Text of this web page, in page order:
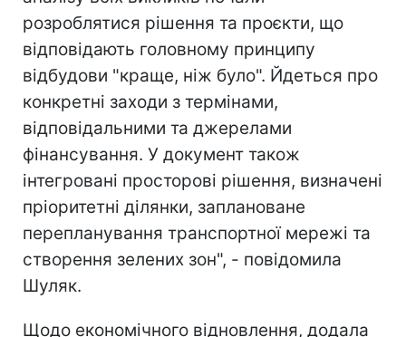
розроблятися рішення та проєкти, що
відповідають головному принципу
відбудови "краще, ніж було". Йдеться про
конкретні заходи з термінами,
відповідальними та джерелами
фінансування. У документ також
інтегровані просторові рішення, визначені
пріоритетні ділянки, заплановане
перепланування транспортної мережі та
створення зелених зон", - повідомила
Шуляк.
Щодо економічного відновлення, додала